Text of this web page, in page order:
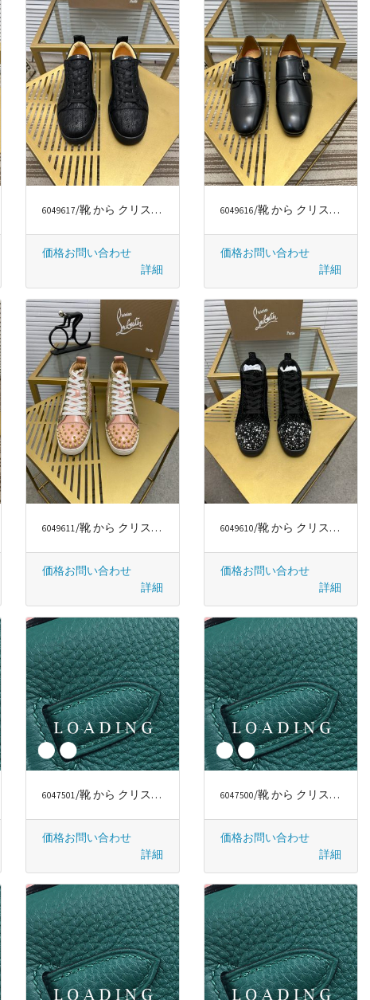
6049617/靴 から クリスチャンルブタン/CHRISTIAN LOUBOUTIN
価格お問い合わせ
詳細
6049616/靴 から クリスチャンルブタン/CHRISTIAN LOUBOUTIN
価格お問い合わせ
詳細
6049611/靴 から クリスチャンルブタン/CHRISTIAN LOUBOUTIN
価格お問い合わせ
詳細
6049610/靴 から クリスチャンルブタン/CHRISTIAN LOUBOUTIN
価格お問い合わせ
詳細
6047501/靴 から クリスチャンルブタン/CHRISTIAN LOUBOUTIN
価格お問い合わせ
詳細
6047500/靴 から クリスチャンルブタン/CHRISTIAN LOUBOUTIN
価格お問い合わせ
詳細